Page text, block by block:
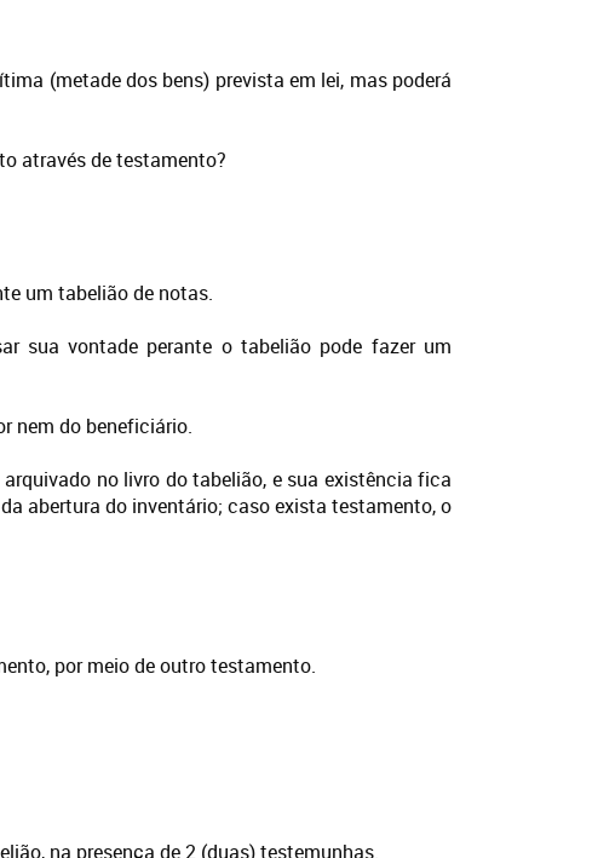
(metade dos bens) prevista em lei, mas poderá
através de testamento?
um tabelião de notas.
sua vontade perante o tabelião pode fazer um
nem do beneficiário.
no livro do tabelião, e sua existência fica
abertura do inventário; caso exista testamento, o
por meio de outro testamento.
na presença de 2 (duas) testemunhas.